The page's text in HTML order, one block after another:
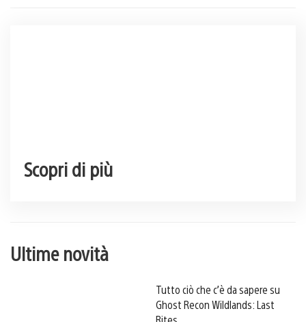
Scopri di più
Ultime novità
Tutto ciò che c’è da sapere su
Ghost Recon Wildlands: Last